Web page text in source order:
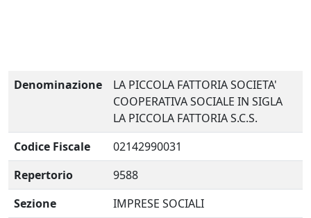
Denominazione
LA PICCOLA FATTORIA SOCIETA'
COOPERATIVA SOCIALE IN SIGLA
LA PICCOLA FATTORIA S.C.S.
Codice Fiscale
02142990031
Repertorio
9588
Sezione
IMPRESE SOCIALI